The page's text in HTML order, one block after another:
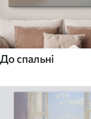
До спальні